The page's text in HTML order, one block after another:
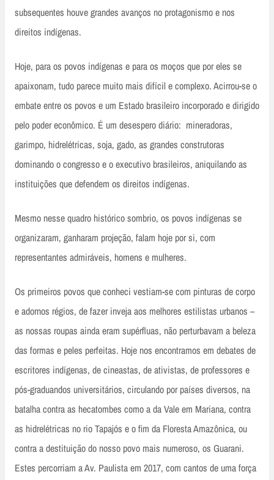
subsequentes houve grandes avanços no protagonismo e nos
direitos indígenas.
Hoje, para os povos indígenas e para os moços que por eles se
apaixonam, tudo parece muito mais difícil e complexo. Acirrou-se o
embate entre os povos e um Estado brasileiro incorporado e dirigido
pelo poder econômico. É um desespero diário: mineradoras,
garimpo, hidrelétricas, soja, gado, as grandes construtoras
dominando o congresso e o executivo brasileiros, aniquilando as
instituições que defendem os direitos indígenas.
Mesmo nesse quadro histórico sombrio, os povos indígenas se
organizaram, ganharam projeção, falam hoje por si, com
representantes admiráveis, homens e mulheres.
Os primeiros povos que conheci vestiam-se com pinturas de corpo
e adornos régios, de fazer inveja aos melhores estilistas urbanos –
as nossas roupas ainda eram supérfluas, não perturbavam a beleza
das formas e peles perfeitas. Hoje nos encontramos em debates de
escritores indígenas, de cineastas, de ativistas, de professores e
pós-graduandos universitários, circulando por países diversos, na
batalha contra as hecatombes como a da Vale em Mariana, contra
as hidrelétricas no rio Tapajós e o fim da Floresta Amazônica, ou
contra a destituição do nosso povo mais numeroso, os Guarani.
Estes percorriam a Av. Paulista em 2017, com cantos de uma força